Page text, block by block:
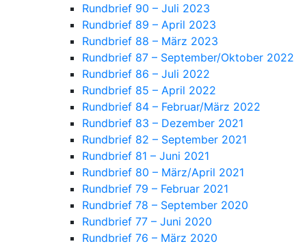
Rundbrief 90 – Juli 2023
Rundbrief 89 – April 2023
Rundbrief 88 – März 2023
Rundbrief 87 – September/Oktober 2022
Rundbrief 86 – Juli 2022
Rundbrief 85 – April 2022
Rundbrief 84 – Februar/März 2022
Rundbrief 83 – Dezember 2021
Rundbrief 82 – September 2021
Rundbrief 81 – Juni 2021
Rundbrief 80 – März/April 2021
Rundbrief 79 – Februar 2021
Rundbrief 78 – September 2020
Rundbrief 77 – Juni 2020
Rundbrief 76 – März 2020